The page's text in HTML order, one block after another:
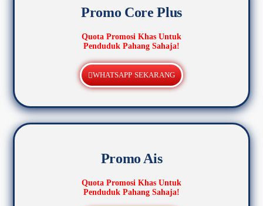
Promo Core Plus
Quota Promosi Khas Untuk
Penduduk Pahang Sahaja!
WHATSAPP SEKARANG
Promo Ais
Quota Promosi Khas Untuk
Penduduk Pahang Sahaja!